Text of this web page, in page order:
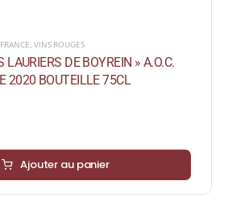
,VINS ROUGES
LAURIERS DE BOYREIN » A.O.C.
2020 BOUTEILLE 75CL
Ajouter au panier